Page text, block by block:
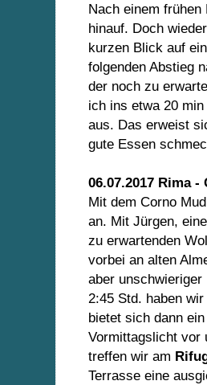
Nach einem
hinauf. Doch
kurzen Blick auf
folgenden Abstieg
der noch zu
ich ins etwa 20
aus. Das erweist
gute Essen
06.07.2017 Rima
Mit dem Corno
an. Mit Jürgen,
zu erwartenden
vorbei an alten
aber
2:45 Std. haben
bietet sich dann
Vormittagslicht vor
treffen wir am
Terrasse eine